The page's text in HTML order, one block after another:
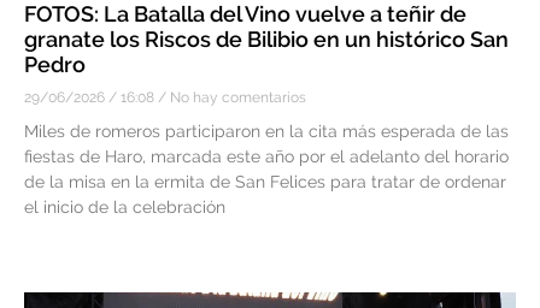
FOTOS: La Batalla del Vino vuelve a teñir de
granate los Riscos de Bilibio en un histórico San
Pedro
29/06/2026 16:08 No hay comentarios
Miles de romeros participaron en la cita más esperada de las
fiestas de Haro, marcada este año por el adelanto del horario
de la misa en la ermita de San Felices para tratar de ordenar
el inicio de la celebración